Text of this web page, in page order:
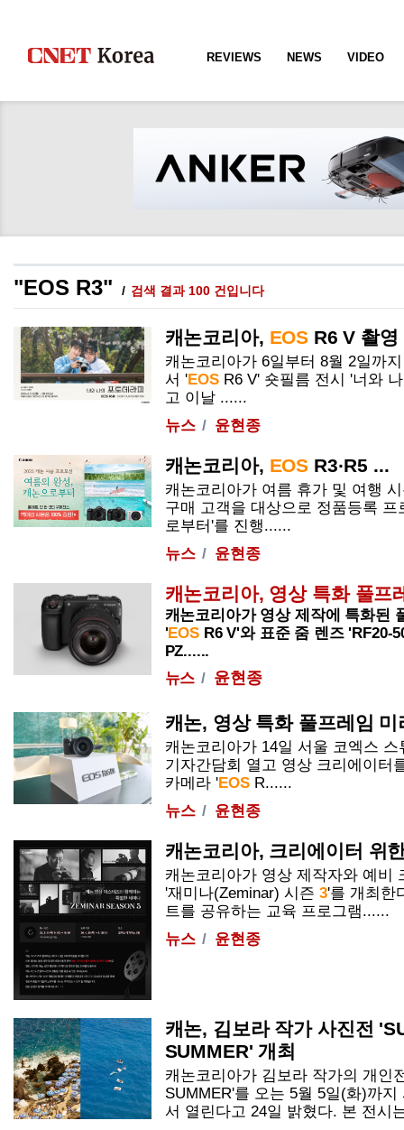
REVIEWS NEWS VIDEO
"EOS R3" 검색 결과 100 건입니다
캐논코리아, EOS R6 V 촬영
캐논코리아가 6일부터 8월 2일까
서 'EOS R6 V' 숏필름 전시 '너와
고 이날 ......
뉴스
윤현종
캐논코리아, EOS R3·R5 ...
캐논코리아가 여름 휴가 및 여행
구매 고객을 대상으로 정품등록
로부터'를 진행......
뉴스
윤현종
캐논코리아, 영상 특화 풀프
캐논코리아가 영상 제작에 특화된
'EOS R6 V'와 표준 줌 렌즈 'RF20-
PZ......
뉴스
윤현종
캐논, 영상 특화 풀프레임 미
캐논코리아가 14일 서울 코엑스
기자간담회 열고 영상 크리에이터
카메라 'EOS R......
뉴스
윤현종
캐논코리아, 크리에이터 위
캐논코리아가 영상 제작자와 예비
'재미나(Zeminar) 시즌 3'를 개최한
트를 공유하는 교육 프로그램......
뉴스
윤현종
캐논, 김보라 작가 사진전
SUMMER' 개최
캐논코리아가 김보라 작가의 개인
SUMMER'를 오는 5월 5일(화)까
서 열린다고 24일 밝혔다. 본 전시